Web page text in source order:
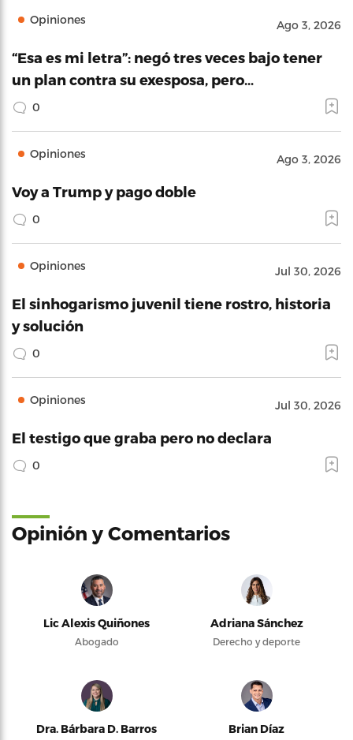
Opiniones Ago 3, 2026
“Esa es mi letra”: negó tres veces bajo tener
un plan contra su exesposa, pero…
0
Opiniones Ago 3, 2026
Voy a Trump y pago doble
0
Opiniones Jul 30, 2026
El sinhogarismo juvenil tiene rostro, historia
y solución
0
Opiniones Jul 30, 2026
El testigo que graba pero no declara
0
Opinión y Comentarios
Lic Alexis Quiñones
Abogado
Adriana Sánchez
Derecho y deporte
Dra. Bárbara D. Barros Brian Díaz